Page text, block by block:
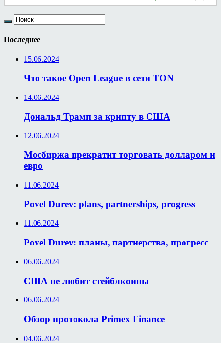
Последнее
15.06.2024
Что такое Open League в сети TON
14.06.2024
Дональд Трамп за крипту в США
12.06.2024
Мосбиржа прекратит торговать долларом и
евро
11.06.2024
Povel Durev: plans, partnerships, progress
11.06.2024
Povel Durev: планы, партнерства, прогресс
06.06.2024
США не любит стейблкоины
06.06.2024
Обзор протокола Primex Finance
04.06.2024